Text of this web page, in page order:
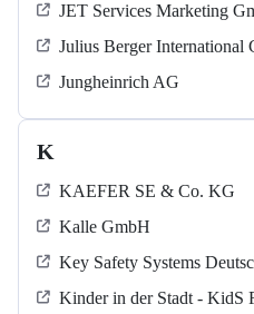
JET Services Marketing
Julius Berger International
Jungheinrich AG
K
KAEFER SE & Co. KG
Kalle GmbH
Key Safety Systems
Kinder in der Stadt - KidS